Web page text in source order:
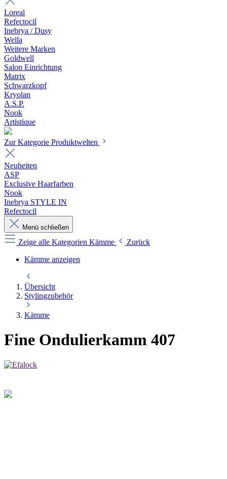
Loreal
Refectocil
Inebrya / Dusy
Wella
Weitere Marken
Goldwell
Salon Einrichtung
Matrix
Schwarzkopf
Kryolan
A.S.P.
Nook
Artistique
Zur Kategorie Produktwelten
Neuheiten
ASP
Exclusive Haarfarben
Nook
Inebrya STYLE IN
Refectocil
Menü schließen
Zeige alle Kategorien Kämme
Zurück
Kämme anzeigen
Übersicht
Stylingzubehör
Kämme
Fine Ondulierkamm 407